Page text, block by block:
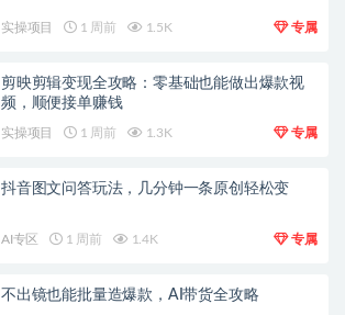
实操项目 1 周前 1.5K 专属
剪映剪辑变现全攻略：零基础也能做出爆款视
频，顺便接单赚钱
实操项目 1 周前 1.3K 专属
抖音图文问答玩法，几分钟一条原创轻松变
AI专区 1 周前 1.4K 专属
不出镜也能批量造爆款，AI带货全攻略